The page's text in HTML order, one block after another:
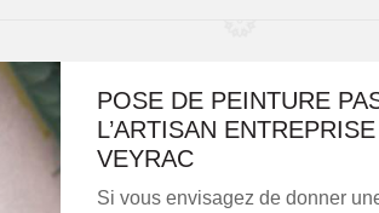
POSE DE PEINTURE
L’ARTISAN
VEYRAC
Si vous envisagez de donner